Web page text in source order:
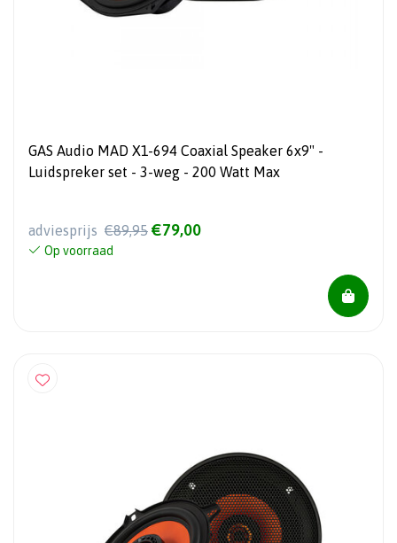
GAS Audio MAD X1-694 Coaxial Speaker 6x9" -
Luidspreker set - 3-weg - 200 Watt Max
adviesprijs €89,95 €79,00
Op voorraad